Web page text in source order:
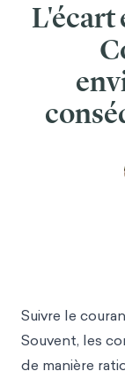
L'écart
Suivre le
Souvent, les
de manière